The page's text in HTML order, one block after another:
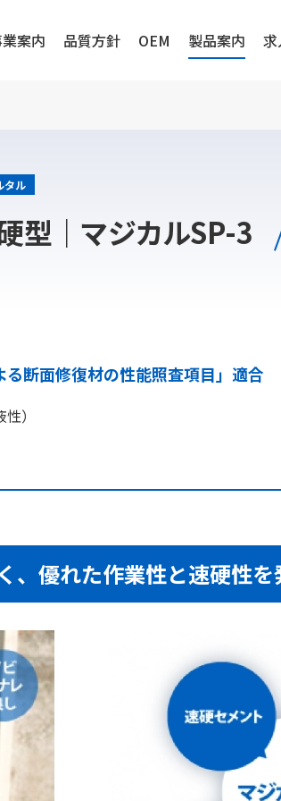
案内 品質方針 OEM 製品案内
タル
型｜マジカルSP-3
断面修復材の性能照査項目」適合
）
優れた作業性と速硬性を